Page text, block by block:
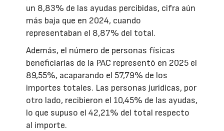
un 8,83% de las ayudas percibidas, cifra aún
más baja que en 2024, cuando
representaban el 8,87% del total.
Además, el número de personas físicas
beneficiarias de la PAC representó en 2025 el
89,55%, acaparando el 57,79% de los
importes totales. Las personas jurídicas, por
otro lado, recibieron el 10,45% de las ayudas,
lo que supuso el 42,21% del total respecto
al importe.